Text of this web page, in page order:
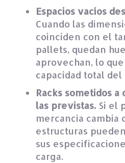
Espacios vacíos
Cuando las
coinciden con el
pallets, quedan
aprovechan, lo
capacidad total del
Racks sometidos a
las previstas. Si el
mercancía cambia
estructuras
sus
carga.